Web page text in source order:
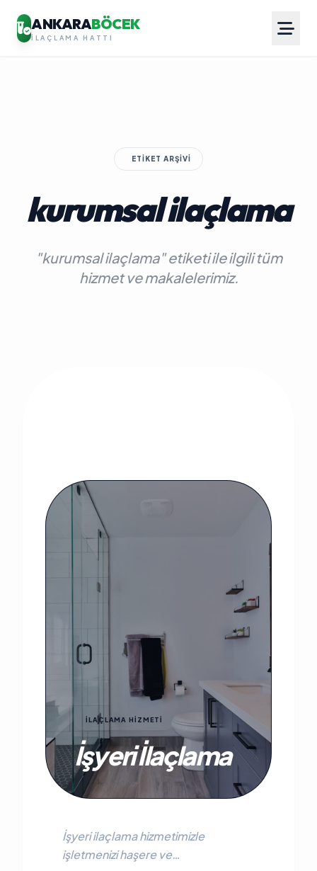
ANKARABÖCEK
İLAÇLAMA HATTI
ETIKET ARŞIVI
kurumsal ilaçlama
"kurumsal ilaçlama" etiketi ile ilgili tüm
hizmet ve makalelerimiz.
İLAÇLAMA HİZMETİ
İşyeri İlaçlama
İşyeri ilaçlama hizmetimizle
işletmenizi haşere ve